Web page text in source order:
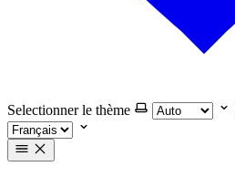
Selectionner le thème